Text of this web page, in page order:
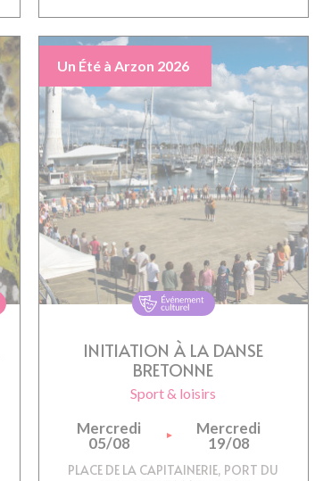
Un Été à Arzon 2026
INITIATION À LA DANSE
BRETONNE
Sport & loisirs
Mercredi
05/08
Mercredi
19/08
PLACE DE LA CAPITAINERIE, PORT DU